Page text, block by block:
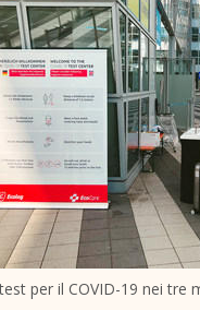
per il COVID-19 nei